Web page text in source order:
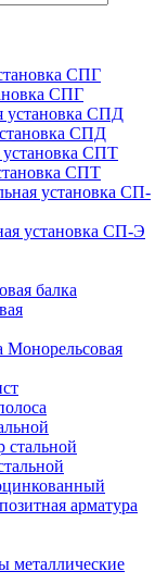
СПГ
СПД
СПТ
установка СП-Э
балка
Монорельсовая
стальной
арматура
металлические